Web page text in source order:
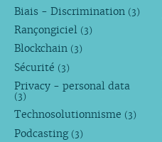
Biais - Discrimination (3)
Rançongiciel (3)
Blockchain (3)
Sécurité (3)
Privacy - personal data
(3)
Technosolutionnisme (3)
Podcasting (3)